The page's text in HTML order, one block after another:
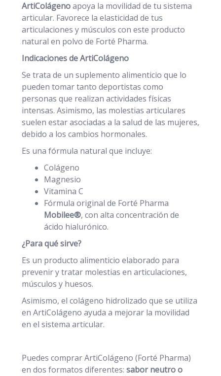
ArtiColágenoapoya la movilidad de tu sistema
articular. Favorece la elasticidad de tus
articulaciones y músculos con este producto
natural en polvo de Forté Pharma.
Indicaciones de ArtiColágeno
Se trata de un suplemento alimenticio que lo
pueden tomar tanto deportistas como
personas que realizan actividades físicas
intensas. Asimismo, las molestias articulares
suelen estar asociadas a la salud de las mujeres,
debido a los cambios hormonales.
Es una fórmula natural que incluye:
Colágeno
Magnesio
Vitamina C
Fórmula original de Forté Pharma
Mobilee®, con alta concentración de
ácido hialurónico.
¿Para qué sirve?
Es un producto alimenticio elaborado para
prevenir y tratar molestias en articulaciones,
músculos y huesos.
Asimismo, el colágeno hidrolizado que se utiliza
en ArtiColágeno ayuda a mejorar la movilidad
en el sistema articular.
Puedes comprar ArtiColágeno (Forté Pharma)
en dos formatos diferentes: sabor neutro o